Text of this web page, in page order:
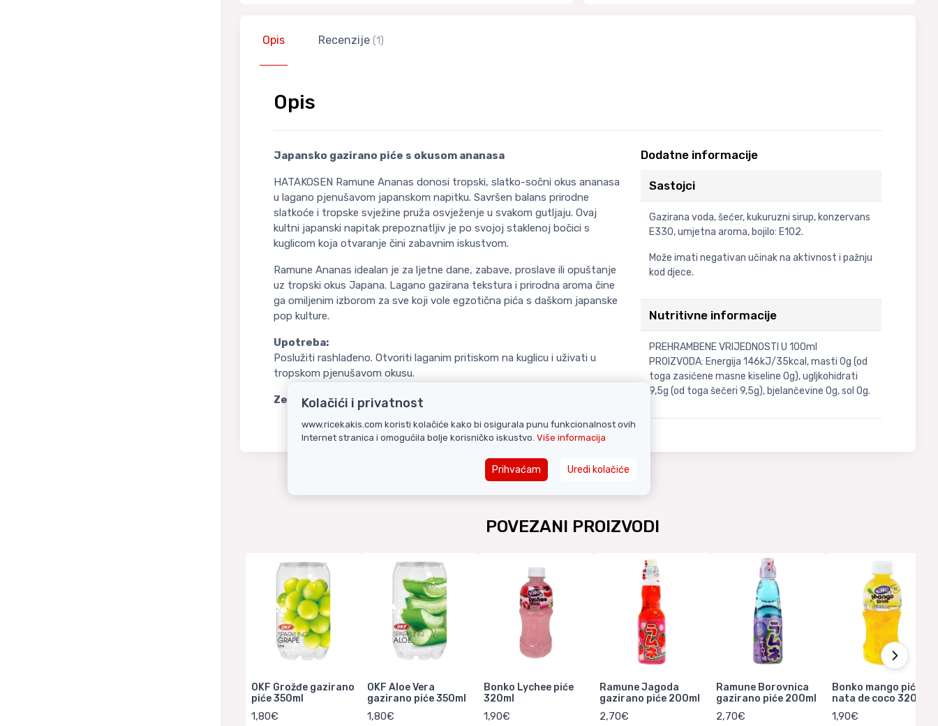
Opis Recenzije (1)
Opis
Japansko gazirano piće s okusom ananasa
HATAKOSEN Ramune Ananas donosi tropski, slatko-sočni okus ananasa
u lagano pjenušavom japanskom napitku. Savršen balans prirodne
slatkoće i tropske svježine pruža osvježenje u svakom gutljaju. Ovaj
kultni japanski napitak prepoznatljiv je po svojoj staklenoj bočici s
kuglicom koja otvaranje čini zabavnim iskustvom.
Ramune Ananas idealan je za ljetne dane, zabave, proslave ili opuštanje
uz tropski okus Japana. Lagano gazirana tekstura i prirodna aroma čine
ga omiljenim izborom za sve koji vole egzotična pića s daškom japanske
pop kulture.
Upotreba:
Poslužiti rashlađeno. Otvoriti laganim pritiskom na kuglicu i uživati u
tropskom pjenušavom okusu.
Zemlja podrijetla:Japan
Dodatne informacije
Sastojci
Gazirana voda, šećer, kukuruzni sirup, konzervans
E330, umjetna aroma, bojilo: E102.
Može imati negativan učinak na aktivnost i pažnju
kod djece.
Nutritivne informacije
PREHRAMBENE VRIJEDNOSTI U 100ml
PROIZVODA: Energija 146kJ/35kcal, masti 0g (od
toga zasićene masne kiseline 0g), ugljkohidrati
9,5g (od toga šečeri 9,5g), bjelančevine 0g, sol 0g.
POVEZANI PROIZVODI
OKF Grožđe gazirano
piće 350ml
1,80€
OKF Aloe Vera
gazirano piće 350ml
1,80€
Bonko Lychee piće
320ml
1,90€
Ramune Jagoda
gazirano piće 200ml
2,70€
Ramune Borovnica
gazirano piće 200ml
2,70€
Bonko mango piće s
nata de coco 320ml
1,90€
Kolačići i privatnost
www.ricekakis.com koristi kolačiće kako bi osigurala punu funkcionalnost ovih
Internet stranica i omogućila bolje korisničko iskustvo. Više informacija
Prihvaćam Uredi kolačiće